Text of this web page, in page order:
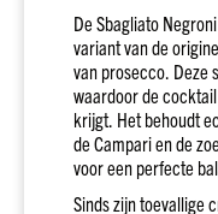
Zuid-
Afrika
Chili
Alle
De Sbagliato
variant van de
van prosecco. Deze
waardoor de
krijgt. Het behoudt
de Campari en de
voor een perfecte
Sinds zijn toevallige